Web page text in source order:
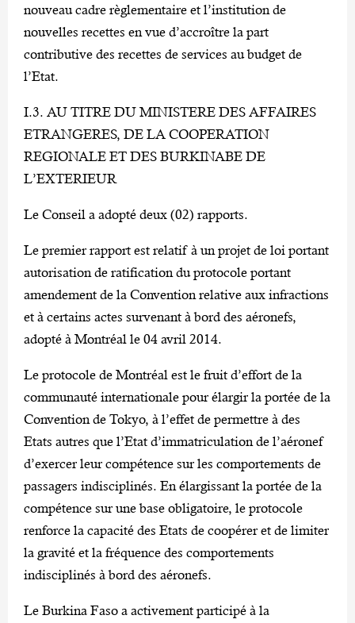
nouveau cadre règlementaire et l’institution de
nouvelles recettes en vue d’accroître la part
contributive des recettes de services au budget de
l’Etat.
I.3. AU TITRE DU MINISTERE DES AFFAIRES
ETRANGERES, DE LA COOPERATION
REGIONALE ET DES BURKINABE DE
L’EXTERIEUR
Le Conseil a adopté deux (02) rapports.
Le premier rapport est relatif à un projet de loi portant
autorisation de ratification du protocole portant
amendement de la Convention relative aux infractions
et à certains actes survenant à bord des aéronefs,
adopté à Montréal le 04 avril 2014.
Le protocole de Montréal est le fruit d’effort de la
communauté internationale pour élargir la portée de la
Convention de Tokyo, à l’effet de permettre à des
Etats autres que l’Etat d’immatriculation de l’aéronef
d’exercer leur compétence sur les comportements de
passagers indisciplinés. En élargissant la portée de la
compétence sur une base obligatoire, le protocole
renforce la capacité des Etats de coopérer et de limiter
la gravité et la fréquence des comportements
indisciplinés à bord des aéronefs.
Le Burkina Faso a activement participé à la